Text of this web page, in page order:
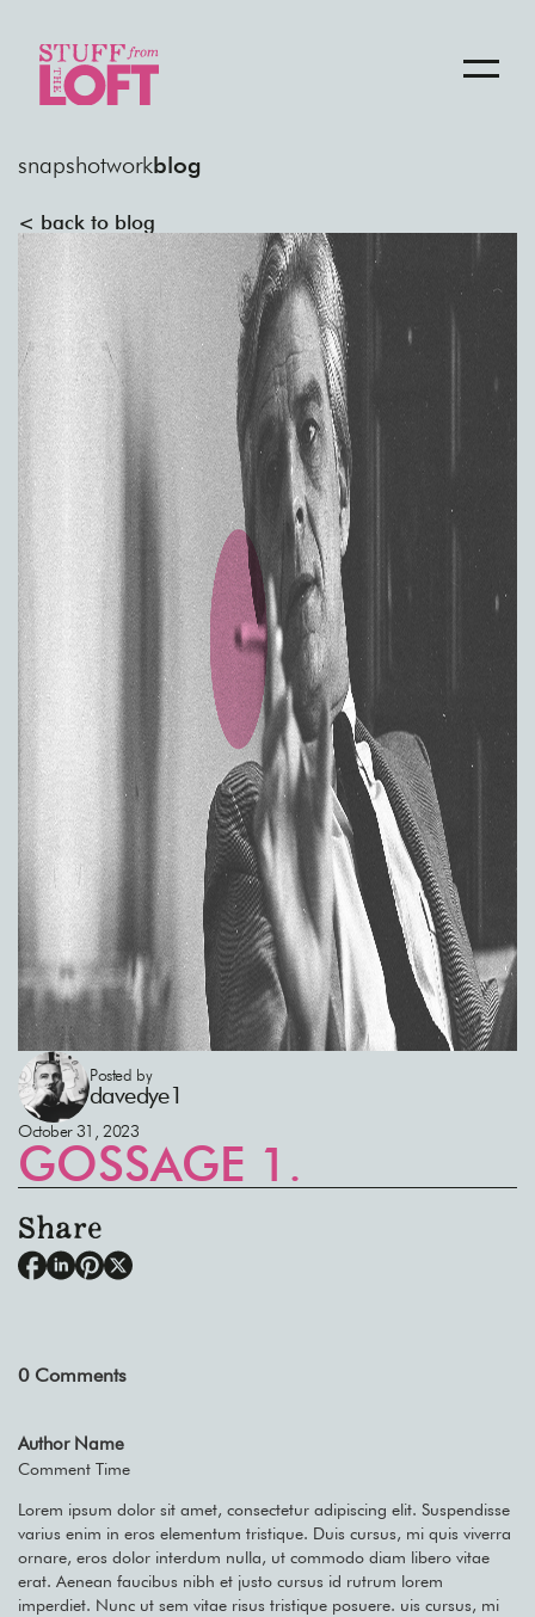
snapshotworkblog
< back to blog
Posted by
davedye1
October 31, 2023
GOSSAGE 1.
Share
0Comments
Author Name
Comment Time
Lorem ipsum dolor sit amet, consectetur adipiscing elit. Suspendisse
varius enim in eros elementum tristique. Duis cursus, mi quis viverra
ornare, eros dolor interdum nulla, ut commodo diam libero vitae
erat. Aenean faucibus nibh et justo cursus id rutrum lorem
imperdiet. Nunc ut sem vitae risus tristique posuere. uis cursus, mi